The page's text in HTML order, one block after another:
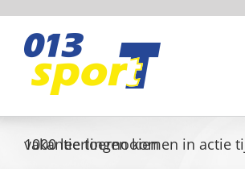
inhoud
1000 leerlingen komen in actie tijdens vakantie toernooien